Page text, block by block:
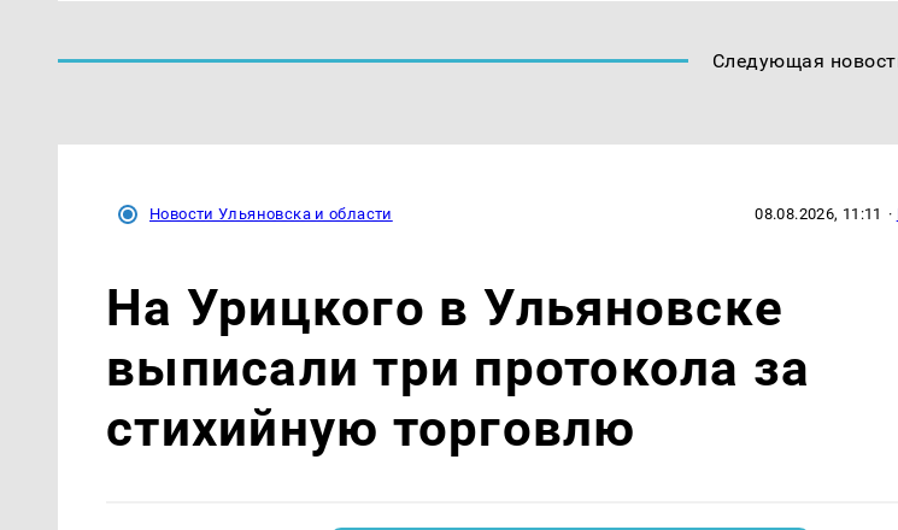
Следующая
Новости Ульяновска и области 08.08.2026, 11:11 ·
На Урицкого в Ульяновске
выписали три протокола за
стихийную торговлю